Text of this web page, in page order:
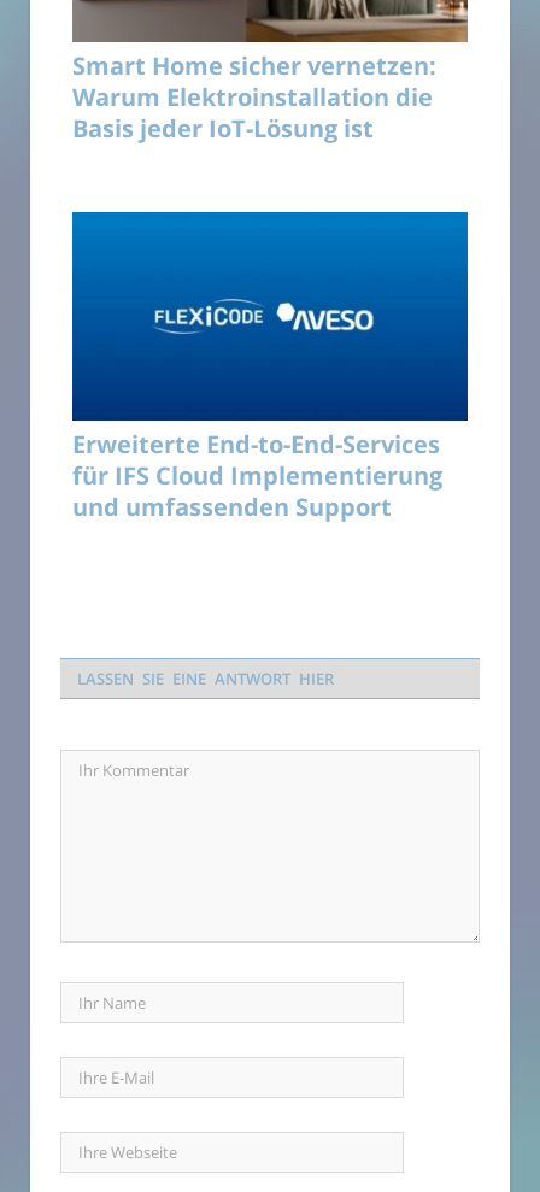
Smart Home sicher vernetzen:
Warum Elektroinstallation die
Basis jeder IoT-Lösung ist
Erweiterte End-to-End-Services
für IFS Cloud Implementierung
und umfassenden Support
LASSEN SIE EINE ANTWORT HIER